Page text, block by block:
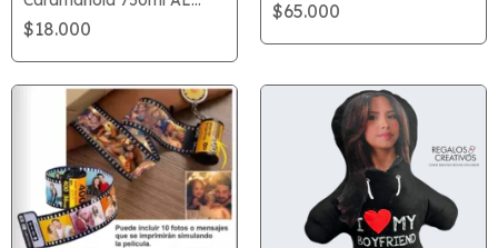
MAYOR
$18.000
$65.000